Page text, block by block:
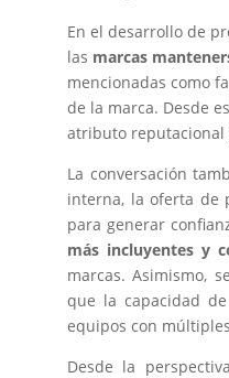
En el desarrollo de
las marcas
mencionadas como
de la marca. Desde
atributo
La conversación
interna, la oferta de
para generar
más incluyentes y
marcas. Asimismo,
que la capacidad
equipos con
Desde la